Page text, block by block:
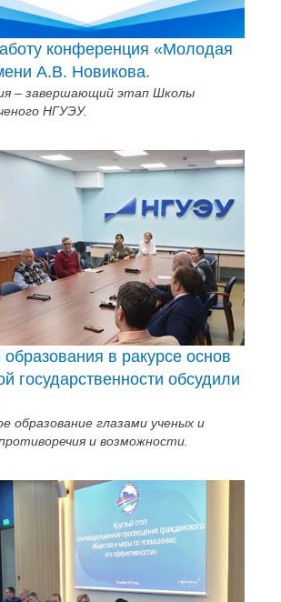
конференция «Молодая
А.В. Новикова.
– завершающий этап Школы
НГУЭУ.
в ракурсе основ
государственности обсудили
образование глазами ученых и
и возможности.